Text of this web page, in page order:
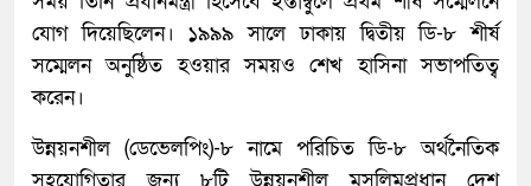
যোগ দিয়েছিলেন। ১৯৯৯ সালে ঢাকায় দ্বিতীয় ডি-৮ শীর্ষ
সম্মেলন অনুষ্ঠিত হওয়ার সময়ও শেখ হাসিনা সভাপতিত্ব
করেন।
উন্নয়নশীল (ডেভেলপিং)-৮ নামে পরিচিত ডি-৮ অর্থনৈতিক